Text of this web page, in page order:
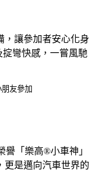
，讓參加者安心化身
彎快感，一嘗風馳
友參加
譽「樂高®小車神」
更是邁向汽車世界的